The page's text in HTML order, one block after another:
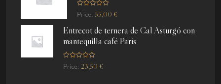
R
a
e
d
0
u
t
f
Price:55,00 €
Entrecot de ternera de Cal Asturgó con
mantequilla café París
R
aPrice:23,50 €